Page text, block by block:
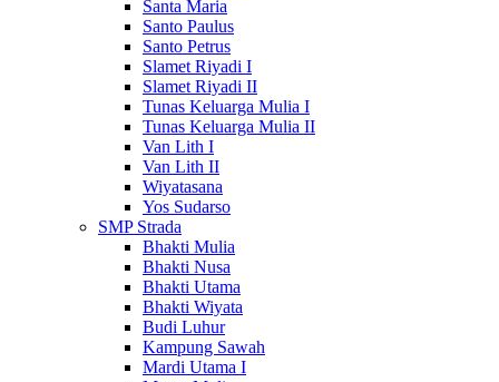
Santa Maria
Santo Paulus
Santo Petrus
Slamet Riyadi I
Slamet Riyadi II
Tunas Keluarga Mulia I
Tunas Keluarga Mulia II
Van Lith I
Van Lith II
Wiyatasana
Yos Sudarso
SMP Strada
Bhakti Mulia
Bhakti Nusa
Bhakti Utama
Bhakti Wiyata
Budi Luhur
Kampung Sawah
Mardi Utama I